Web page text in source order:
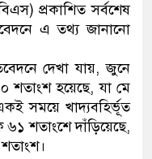
প্রকাশিত সর্বশেষ
এ তথ্য জানানো
দেখা যায়, জুনে
শতাংশ হয়েছে, যা মে
সময়ে খাদ্যবহির্ভূত
শতাংশে দাঁড়িয়েছে,